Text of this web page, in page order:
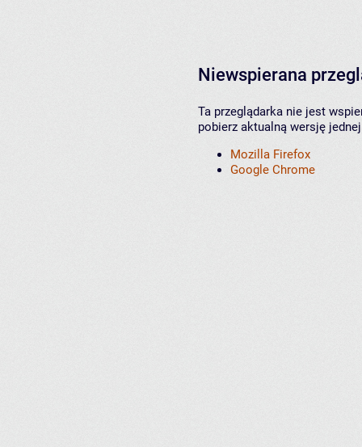
Niewspierana
Ta przeglądarka nie jest
pobierz aktualną wersję
Mozilla Firefox
Google Chrome